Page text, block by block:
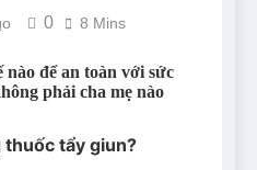
to Treat It
Run Long
Play Fetch?
0 8 Mins
để an toàn với sức
phải cha mẹ nào
thuốc tẩy giun?